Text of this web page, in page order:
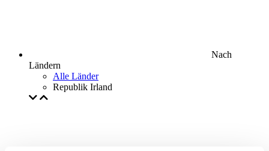
Nach
Ländern
Alle Länder
Republik Irland